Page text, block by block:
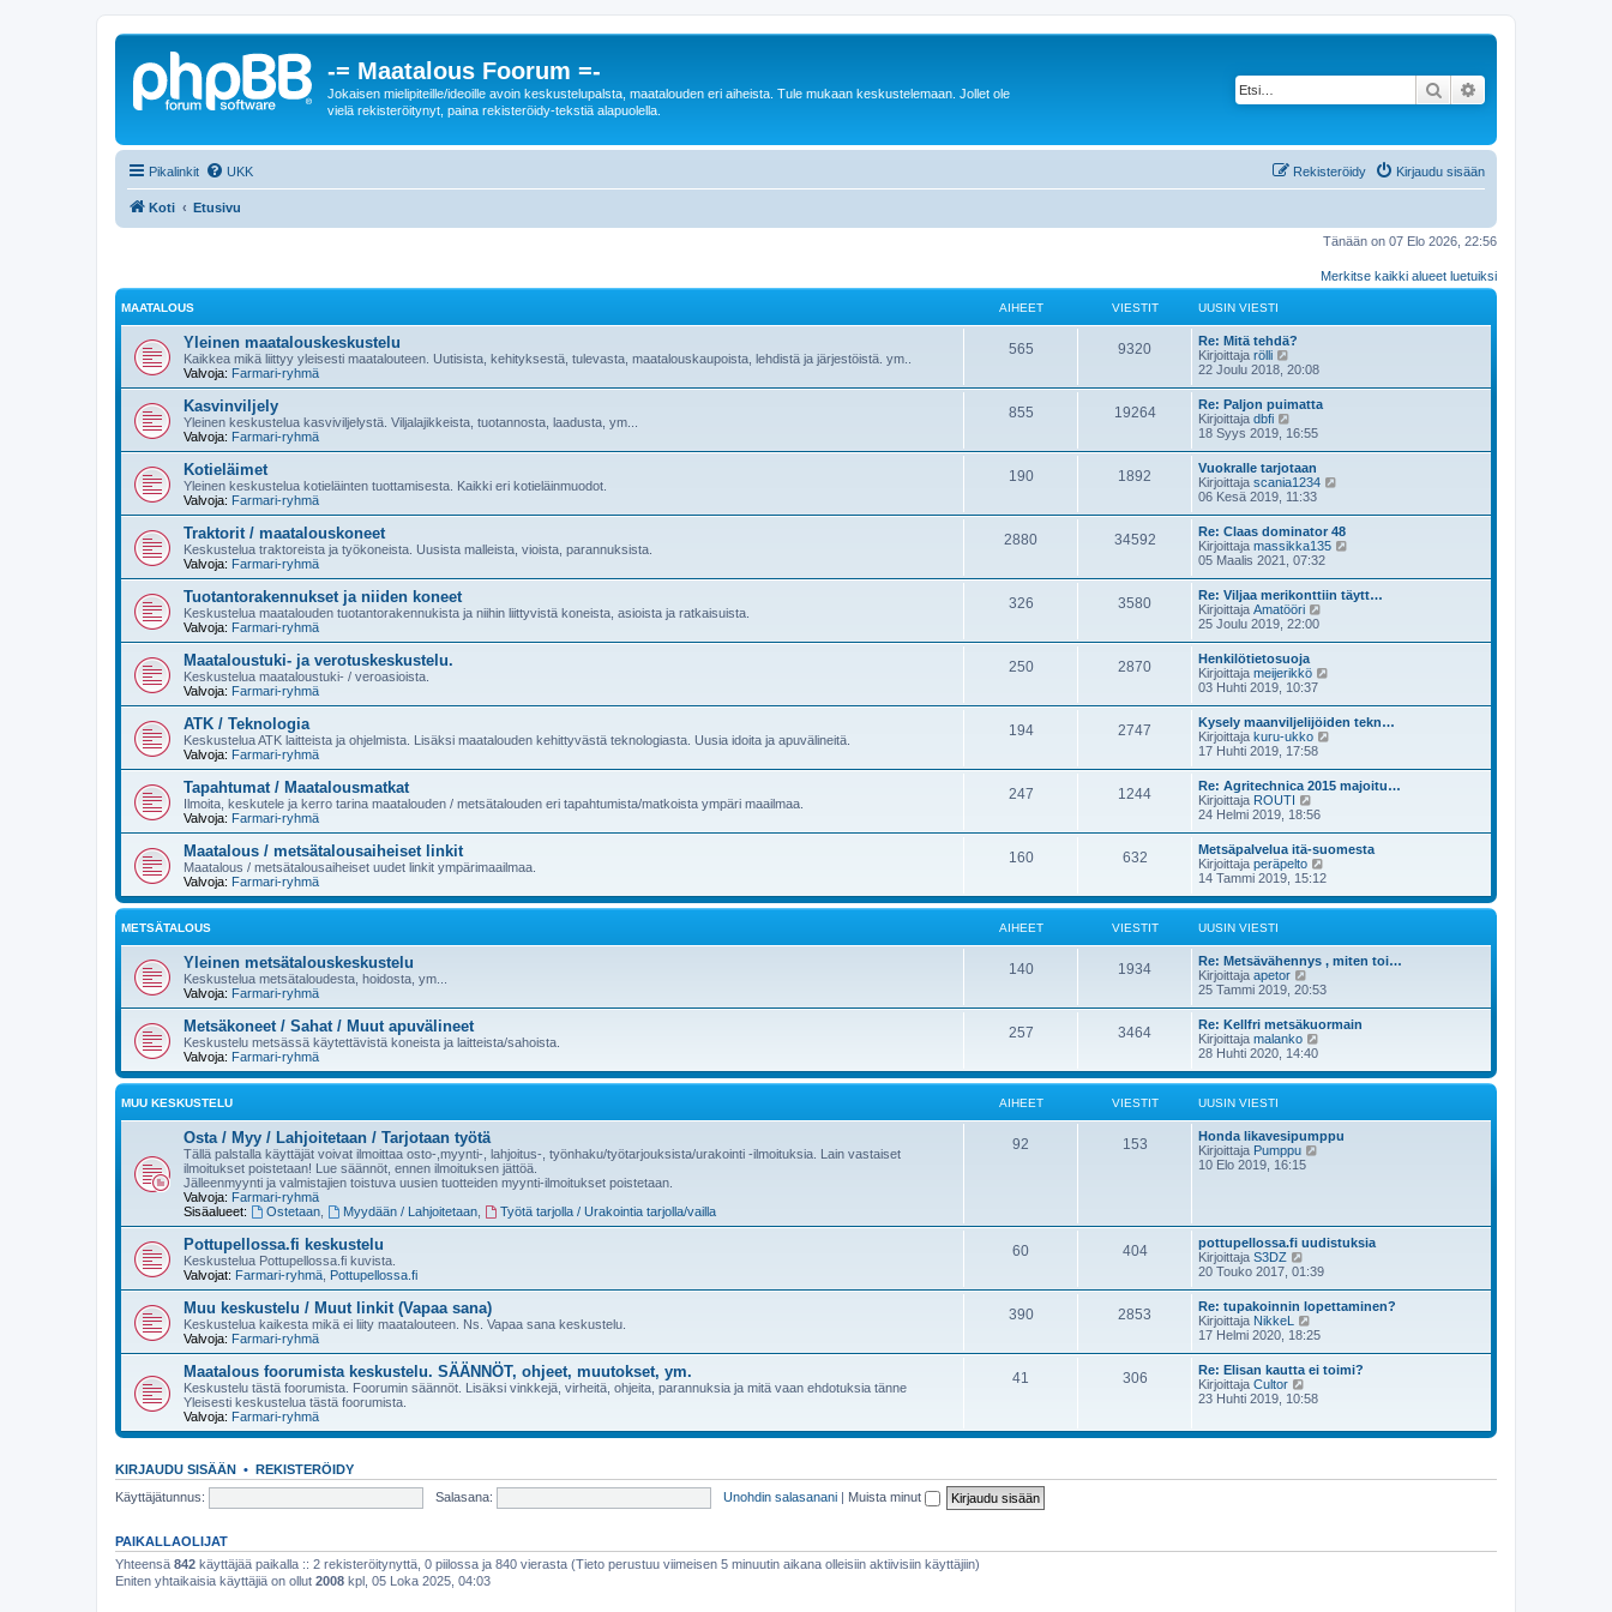
-= Maatalous Foorum =-
Jokaisen mielipiteille/ideoille avoin keskustelupalsta, maatalouden eri aiheista. Tule mukaan keskustelemaan. Jollet ole
vielä rekisteröitynyt, paina rekisteröidy-tekstiä alapuolella.
Etsi
Pikalinkit UKK Kirjaudu sisään
Rekisteröidy
Koti Etusivu
Tänään on 07 Elo 2026, 22:56
Merkitse kaikki alueet luetuiksi
MAATALOUS AIHEET VIESTIT UUSIN VIESTI
Yleinen maatalouskeskustelu
Kaikkea mikä liittyy yleisesti maatalouteen. Uutisista, kehityksestä, tulevasta, maatalouskaupoista, lehdistä ja järjestöistä. ym..
Valvoja: Farmari-ryhmä
565 9320
Re: Mitä tehdä?
Kirjoittaja rölli
ä
ä
u
u
s
i
n
v
i
e
s
t
22 Joulu 2018, 20:08
Kasvinviljely
Yleinen keskustelua kasviviljelystä. Viljalajikkeista, tuotannosta, laadusta, ym...
Valvoja: Farmari-ryhmä
855 19264
Re: Paljon puimatta
Kirjoittaja dbfi
ä
ä
u
u
s
i
n
v
i
e
s
t
i
18 Syys 2019, 16:55
Kotieläimet
Yleinen keskustelua kotieläinten tuottamisesta. Kaikki eri kotieläinmuodot.
Valvoja: Farmari-ryhmä
190 1892
Vuokralle tarjotaan
Kirjoittaja scania1234
t
ä
u
s
i
06 Kesä 2019, 11:33
Traktorit / maatalouskoneet
Keskustelua traktoreista ja työkoneista. Uusista malleista, vioista, parannuksista.
Valvoja: Farmari-ryhmä
2880 34592
Re: Claas dominator 48
Kirjoittaja massikka135
t
ä
s
i
e
s
05 Maalis 2021, 07:32
Tuotantorakennukset ja niiden koneet
Keskustelua maatalouden tuotantorakennukista ja niihin liittyvistä koneista, asioista ja ratkaisuista.
Valvoja: Farmari-ryhmä
326 3580
Re: Viljaa merikonttiin täytt…
Kirjoittaja Amatööri
ä
u
s
i
n
i
e
s
25 Joulu 2019, 22:00
Maataloustuki- ja verotuskeskustelu.
Keskustelua maataloustuki- / veroasioista.
Valvoja: Farmari-ryhmä
250 2870
Henkilötietosuoja
Kirjoittaja meijerikkö
t
ä
s
i
i
e
s
03 Huhti 2019, 10:37
ATK / Teknologia
Keskustelua ATK laitteista ja ohjelmista. Lisäksi maatalouden kehittyvästä teknologiasta. Uusia idoita ja apuvälineitä.
Valvoja: Farmari-ryhmä
194 2747
Kysely maanviljelijöiden tekn…
Kirjoittaja kuru-ukko
t
ä
s
i
i
e
i
17 Huhti 2019, 17:58
Tapahtumat / Maatalousmatkat
Ilmoita, keskutele ja kerro tarina maatalouden / metsätalouden eri tapahtumista/matkoista ympäri maailmaa.
Valvoja: Farmari-ryhmä
247 1244
Re: Agritechnica 2015 majoitu…
Kirjoittaja ROUTI
ä
ä
u
u
s
i
v
i
s
i
24 Helmi 2019, 18:56
Maatalous / metsätalousaiheiset linkit
Maatalous / metsätalousaiheiset uudet linkit ympärimaailmaa.
Valvoja: Farmari-ryhmä
160 632
Metsäpalvelua itä-suomesta
Kirjoittaja peräpelto
ä
t
u
s
n
v
i
i
14 Tammi 2019, 15:12
METSÄTALOUS AIHEET VIESTIT UUSIN VIESTI
Yleinen metsätalouskeskustelu
Keskustelua metsätaloudesta, hoidosta, ym...
Valvoja: Farmari-ryhmä
140 1934
Re: Metsävähennys , miten toi…
Kirjoittaja apetor
ä
ä
u
u
s
i
v
i
e
s
25 Tammi 2019, 20:53
Metsäkoneet / Sahat / Muut apuvälineet
Keskustelu metsässä käytettävistä koneista ja laitteista/sahoista.
Valvoja: Farmari-ryhmä
257 3464
Re: Kellfri metsäkuormain
Kirjoittaja malanko
t
u
s
s
t
28 Huhti 2020, 14:40
MUU KESKUSTELU AIHEET VIESTIT UUSIN VIESTI
Osta / Myy / Lahjoitetaan / Tarjotaan työtä
Tällä palstalla käyttäjät voivat ilmoittaa osto-,myynti-, lahjoitus-, työnhaku/työtarjouksista/urakointi -ilmoituksia. Lain vastaiset
ilmoitukset poistetaan! Lue säännöt, ennen ilmoituksen jättöä.
Jälleenmyynti ja valmistajien toistuva uusien tuotteiden myynti-ilmoitukset poistetaan.
Valvoja: Farmari-ryhmä
Sisäalueet:
Ostetaan, Myydään / Lahjoitetaan, Työtä tarjolla / Urakointia tarjolla/vailla
92 153
Honda likavesipumppu
Kirjoittaja Pumppu
u
s
i
n
v
i
s
t
i
10 Elo 2019, 16:15
Pottupellossa.fi keskustelu
Keskustelua Pottupellossa.fi kuvista.
Valvojat: Farmari-ryhmä Pottupellossa.fi
60 404
pottupellossa.fi uudistuksia
Kirjoittaja S3DZ
ä
t
ä
u
u
s
i
v
e
s
20 Touko 2017, 01:39
Muu keskustelu / Muut linkit (Vapaa sana)
Keskustelua kaikesta mikä ei liity maatalouteen. Ns. Vapaa sana keskustelu.
Valvoja: Farmari-ryhmä
390 2853
Re: tupakoinnin lopettaminen?
Kirjoittaja NikkeL
ä
ä
u
u
i
i
17 Helmi 2020, 18:25
Maatalous foorumista keskustelu. SÄÄNNÖT, ohjeet, muutokset, ym.
Keskustelu tästä foorumista. Foorumin säännöt. Lisäksi vinkkejä, virheitä, ohjeita, parannuksia ja mitä vaan ehdotuksia tänne
Yleisesti keskustelua tästä foorumista.
Valvoja: Farmari-ryhmä
41 306
Re: Elisan kautta ei toimi?
Kirjoittaja Cultor
ä
ä
s
e
23 Huhti 2019, 10:58
KIRJAUDU SISÄÄN • REKISTERÖIDY
Käyttäjätunnus:
Salasana: Unohdin salasanani | Muista minut
PAIKALLAOLIJAT
Yhteensä 842 käyttäjää paikalla :: 2 rekisteröitynyttä, 0 piilossa ja 840 vierasta (Tieto perustuu viimeisen 5 minuutin aikana olleisiin aktiivisiin käyttäjiin)
Eniten yhtaikaisia käyttäjiä on ollut 2008 kpl, 05 Loka 2025, 04:03